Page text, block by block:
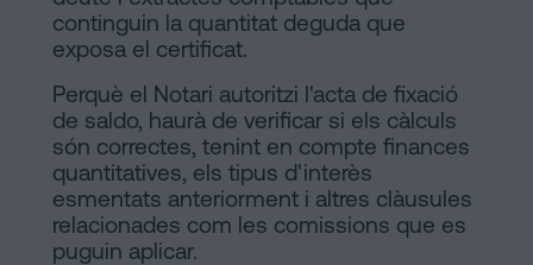
continguin la quantitat deguda que
exposa el certificat.
Perquè el Notari autoritzi l'acta de fixació
de saldo, haurà de verificar si els càlculs
són correctes, tenint en compte finances
quantitatives, els tipus d'interès
esmentats anteriorment i altres clàusules
relacionades com les comissions que es
puguin aplicar.